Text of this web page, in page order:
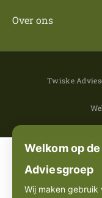
Over ons
Twiske
Welkom op
Adviesgroep
Wij maken gebruik